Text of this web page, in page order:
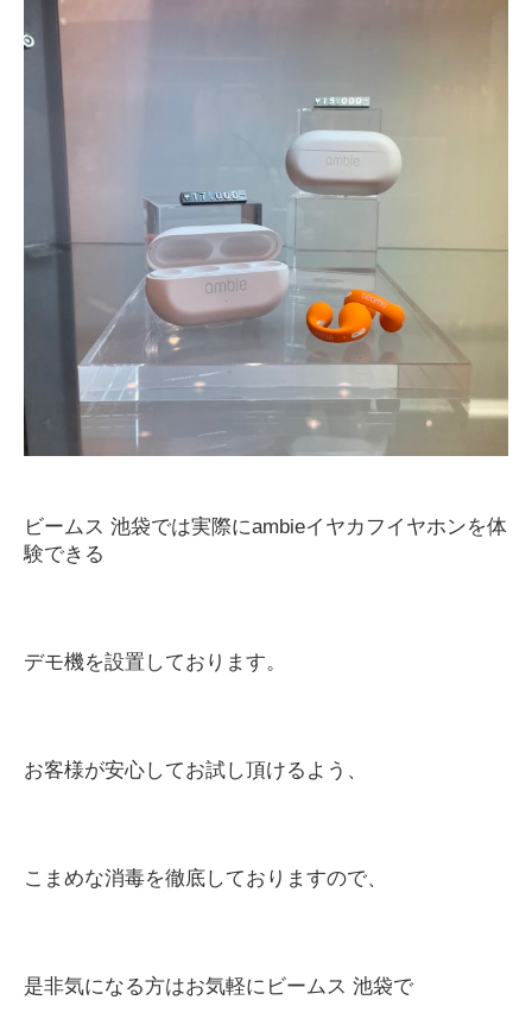
ビームス 池袋では実際にambieイヤカフイヤホンを体
験できる
デモ機を設置しております。
お客様が安心してお試し頂けるよう、
こまめな消毒を徹底しておりますので、
是非気になる方はお気軽にビームス 池袋で